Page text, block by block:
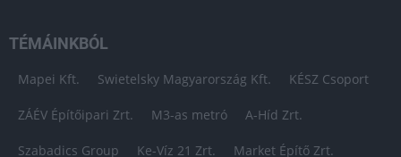
TÉMÁINKBÓL
Mapei Kft. Swietelsky Magyarország Kft. KÉSZ Csoport
ZÁÉV Építőipari Zrt. M3-as metró A-Híd Zrt.
Szabadics Group Ke-Víz 21 Zrt. Market Építő Zrt.